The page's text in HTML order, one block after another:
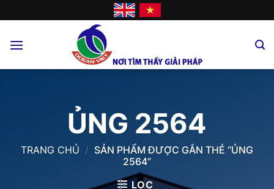
to
ỦNG 2564
TRANG CHỦ / SẢN PHẨM ĐƯỢC GẮN THẺ “ỦNG
2564”
LỌC